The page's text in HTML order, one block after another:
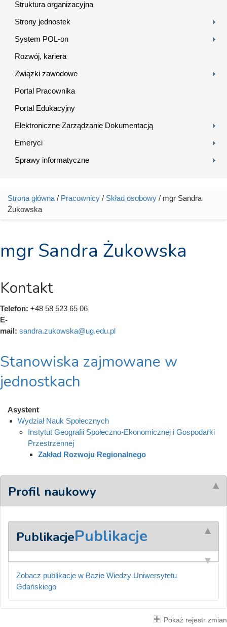
Struktura organizacyjna
Strony jednostek
System POL-on
Rozwój, kariera
Związki zawodowe
Portal Pracownika
Portal Edukacyjny
Elektroniczne Zarządzanie Dokumentacją
Emeryci
Sprawy informatyczne
Jesteś tutaj
Strona główna / Pracownicy / Skład osobowy / mgr Sandra
Żukowska
mgr Sandra Żukowska
Kontakt
Telefon: +48 58 523 65 06
E-
mail: sandra.zukowska@ug.edu.pl
Stanowiska zajmowane w
jednostkach
Asystent
Wydział Nauk Społecznych
Instytut Geografii Społeczno-Ekonomicznej i Gospodarki
Przestrzennej
Zakład Rozwoju Regionalnego
Profil naukowy
PublikacjePublikacje
Zobacz publikacje w Bazie Wiedzy Uniwersytetu
Gdańskiego
Pokaż rejestr zmian